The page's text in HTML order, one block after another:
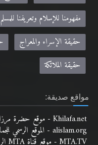
مفهومنا للإسلام وتعريفنا للمسلم
حقيقة الإسراء والمعراج
حقيقة الملائكة
مواقع صديقة:
Khilafa.net - موقع حضرة مرزا مسرور أحمد نصره الله
alislam.org - الموقع الرسمي للجماعة الإسلامية الأحمدية باللغة الانجليزية
MTA.TV - موقع قناة MTA الرسمي